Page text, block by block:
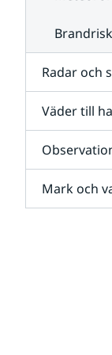
Radar och
Väder till
Mark och